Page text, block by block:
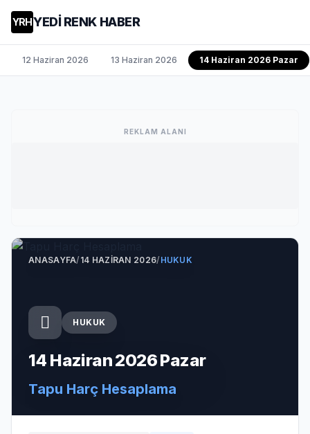
YRHYEDİ RENK HABER
12 Haziran 2026 13 Haziran 2026 14 Haziran 2026 Pazar
REKLAM ALANI
ANASAYFA/14 HAZIRAN 2026/HUKUK
HUKUK
14 Haziran 2026 Pazar
Tapu Harç Hesaplama